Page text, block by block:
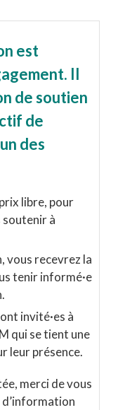
est
Il
de soutien
de
des
libre, pour
soutenir à
vous recevrez la
tenir informé·e
invité·es à
qui se tient une
leur présence.
merci de vous